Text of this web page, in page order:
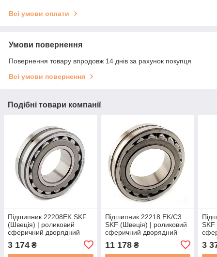
Всі умови оплати
Умови повернення
Повернення товару впродовж 14 днів за рахунок покупця
Всі умови повернення
Подібні товари компанії
Підшипник 22208EK SKF
(Швеція) | роликовий
сферичний дворядний
40х80х23
3 174 ₴
Підшипник 22218 EK/C3
SKF (Швеція) | роликовий
сферичний дворядний
22218 EK C3 / 90х160х40
11 178₴
SKF
3